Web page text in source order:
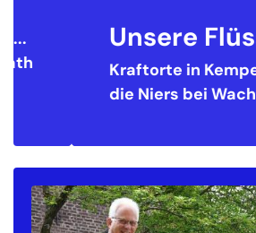
Unsere Flüsse...
Kraftorte in Kempen-
die Niers bei